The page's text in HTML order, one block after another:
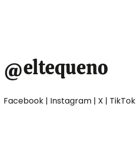
@eltequeno
Facebook | Instagram | X | TikTok